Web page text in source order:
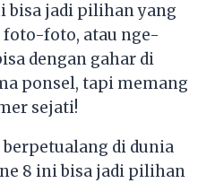
bisa jadi pilihan yang
foto-foto, atau nge-
dengan gahar di
ponsel, tapi memang
sejati!
di dunia
8 ini bisa jadi pilihan